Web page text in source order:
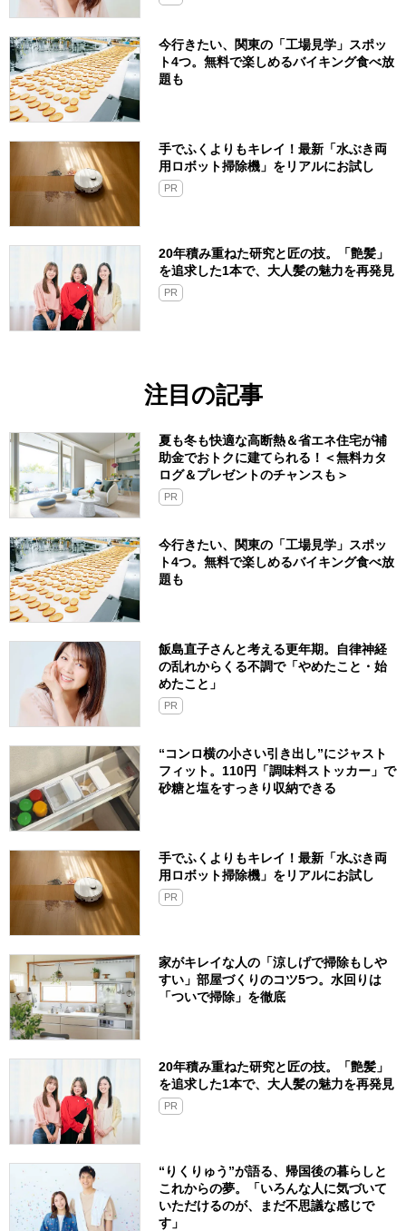
今行きたい、関東の「工場見学」スポッ
ト4つ。無料で楽しめるバイキング食べ放
題も
手でふくよりもキレイ！最新「水ぶき両
用ロボット掃除機」をリアルにお試し
PR
20年積み重ねた研究と匠の技。「艶髪」
を追求した1本で、大人髪の魅力を再発見
PR
注目の記事
夏も冬も快適な高断熱＆省エネ住宅が補
助金でおトクに建てられる！＜無料カタ
ログ＆プレゼントのチャンスも＞
PR
今行きたい、関東の「工場見学」スポッ
ト4つ。無料で楽しめるバイキング食べ放
題も
飯島直子さんと考える更年期。自律神経
の乱れからくる不調で「やめたこと・始
めたこと」
PR
“コンロ横の小さい引き出し”にジャスト
フィット。110円「調味料ストッカー」で
砂糖と塩をすっきり収納できる
手でふくよりもキレイ！最新「水ぶき両
用ロボット掃除機」をリアルにお試し
PR
家がキレイな人の「涼しげで掃除もしや
すい」部屋づくりのコツ5つ。水回りは
「ついで掃除」を徹底
20年積み重ねた研究と匠の技。「艶髪」
を追求した1本で、大人髪の魅力を再発見
PR
“りくりゅう”が語る、帰国後の暮らしと
これからの夢。「いろんな人に気づいて
いただけるのが、まだ不思議な感じで
す」